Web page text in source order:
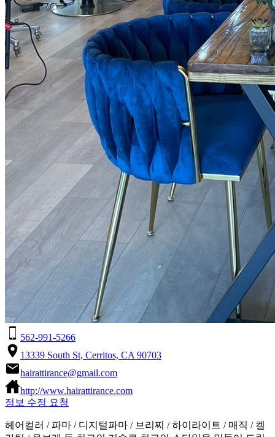
562-991-5266
13339 South St, Cerritos, CA 90703
hairattirance@gmail.com
http://www.hairattirance.com
정보 수정 요청
헤어컬러 / 파마 / 디지털파마 / 브리찌 / 하이라이트 / 매직 / 켈